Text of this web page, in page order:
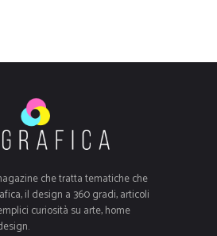
che tratta tematiche che
il design a 360 gradi, articoli
curiosità su arte, home